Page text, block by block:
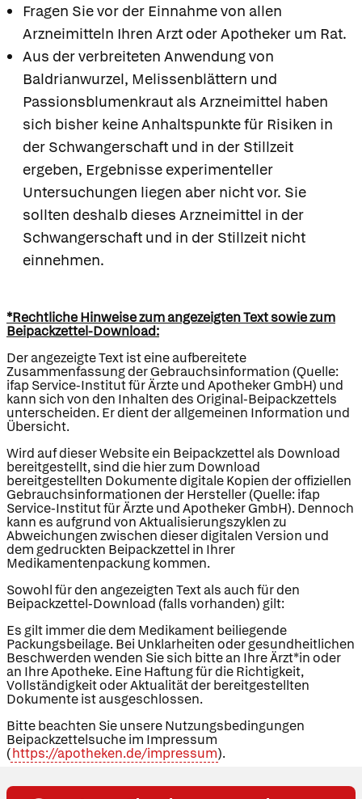
Fragen Sie vor der Einnahme von allen
Arzneimitteln Ihren Arzt oder Apotheker um Rat.
Aus der verbreiteten Anwendung von
Baldrianwurzel, Melissenblättern und
Passionsblumenkraut als Arzneimittel haben
sich bisher keine Anhaltspunkte für Risiken in
der Schwangerschaft und in der Stillzeit
ergeben, Ergebnisse experimenteller
Untersuchungen liegen aber nicht vor. Sie
sollten deshalb dieses Arzneimittel in der
Schwangerschaft und in der Stillzeit nicht
einnehmen.
*Rechtliche Hinweise zum angezeigten Text sowie zum
Beipackzettel-Download:
Der angezeigte Text ist eine aufbereitete
Zusammenfassung der Gebrauchsinformation (Quelle:
ifap Service-Institut für Ärzte und Apotheker GmbH) und
kann sich von den Inhalten des Original-Beipackzettels
unterscheiden. Er dient der allgemeinen Information und
Übersicht.
Wird auf dieser Website ein Beipackzettel als Download
bereitgestellt, sind die hier zum Download
bereitgestellten Dokumente digitale Kopien der offiziellen
Gebrauchsinformationen der Hersteller (Quelle: ifap
Service-Institut für Ärzte und Apotheker GmbH). Dennoch
kann es aufgrund von Aktualisierungszyklen zu
Abweichungen zwischen dieser digitalen Version und
dem gedruckten Beipackzettel in Ihrer
Medikamentenpackung kommen.
Sowohl für den angezeigten Text als auch für den
Beipackzettel-Download (falls vorhanden) gilt:
Es gilt immer die dem Medikament beiliegende
Packungsbeilage. Bei Unklarheiten oder gesundheitlichen
Beschwerden wenden Sie sich bitte an Ihre Ärzt*in oder
an Ihre Apotheke. Eine Haftung für die Richtigkeit,
Vollständigkeit oder Aktualität der bereitgestellten
Dokumente ist ausgeschlossen.
Bitte beachten Sie unsere Nutzungsbedingungen
Beipackzettelsuche im Impressum
(https://apotheken.de/impressum).